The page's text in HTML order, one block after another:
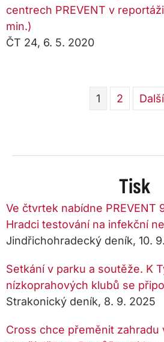
centrech PREVENT v
min.)
ČT 24, 6. 5. 2020
1 2
Tisk
Ve čtvrtek nabídne PREVENT
Hradci testování na infekční
Jindřichohradecký deník, 10.
Setkání v parku a soutěže. K
nízkoprahových klubů se
Strakonický deník, 8. 9. 2025
Cross chce přeměnit zahradu